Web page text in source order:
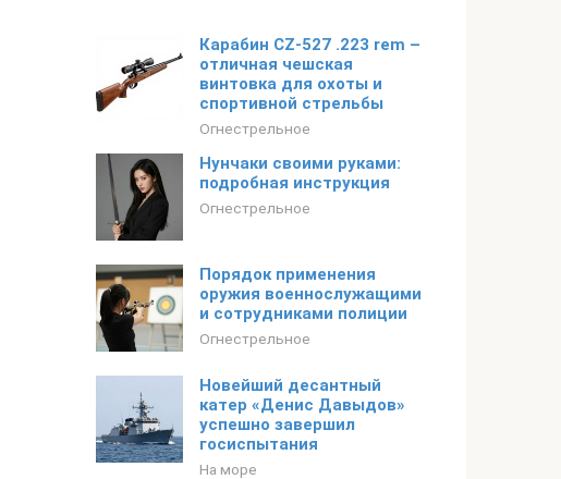
Карабин CZ-527 .223 rem –
отличная чешская
винтовка для охоты и
спортивной стрельбы
Огнестрельное
Нунчаки своими руками:
подробная инструкция
Огнестрельное
Порядок применения
оружия военнослужащими
и сотрудниками полиции
Огнестрельное
Новейший десантный
катер «Денис Давыдов»
успешно завершил
госиспытания
На море